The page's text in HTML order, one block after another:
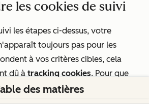
les cookies de suivi
les étapes ci-dessus, votre
toujours pas pour les
à vos critères cibles, cela
dû à tracking cookies. Pour que
apparaisse pour un visiteur, un
être associé à la fiche
des matières